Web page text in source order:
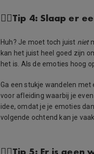
👉🏻Tip 4: Slaap er
Huh? Je moet toch juist niet
kan het juist heel goed zijn
het is. Als de emoties hoog
Ga een stukje wandelen
voor afleiding waarbij je
idee, omdat je je emoties
volgende ochtend kan je